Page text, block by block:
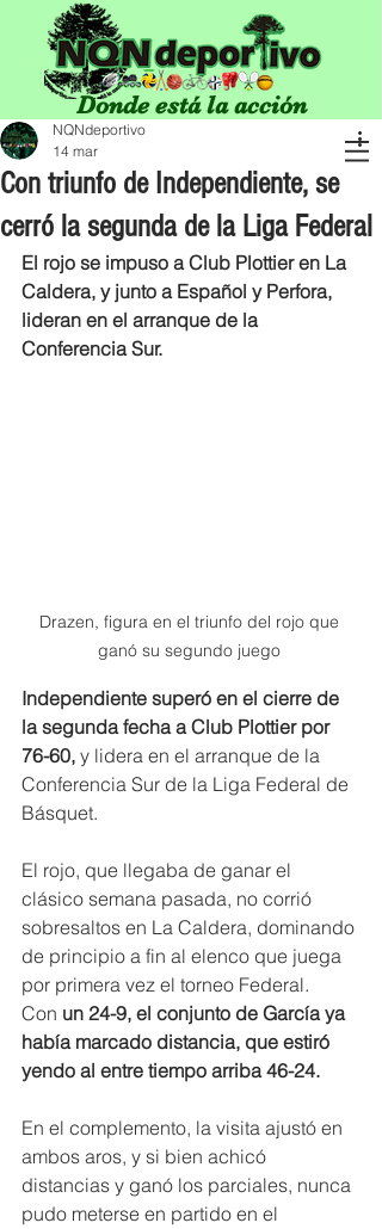
Donde está la acción
Con triunfo de Independiente, se
cerró la segunda de la Liga Federal
NQNdeportivo
14 mar
El rojo se impuso a Club Plottier en La
Caldera, y junto a Español y Perfora,
lideran en el arranque de la
Conferencia Sur.
Drazen, figura en el triunfo del rojo que
ganó su segundo juego
Independiente superó en el cierre de
la segunda fecha a Club Plottier por
76-60, y lidera en el arranque de la
Conferencia Sur de la Liga Federal de
Básquet.
El rojo, que llegaba de ganar el
clásico semana pasada, no corrió
sobresaltos en La Caldera, dominando
de principio a fin al elenco que juega
por primera vez el torneo Federal.
Con un 24-9, el conjunto de García ya
había marcado distancia, que estiró
yendo al entre tiempo arriba 46-24.
En el complemento, la visita ajustó en
ambos aros, y si bien achicó
distancias y ganó los parciales, nunca
pudo meterse en partido en el